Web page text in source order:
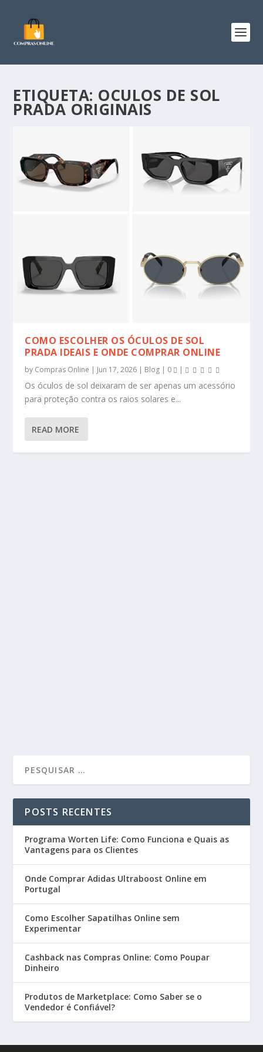
ETIQUETA: OCULOS DE SOL
PRADA ORIGINAIS
COMO ESCOLHER OS ÓCULOS DE SOL
PRADA IDEAIS E ONDE COMPRAR ONLINE
by Compras Online | Jun 17, 2026 | Blog | 0 |
Os óculos de sol deixaram de ser apenas um acessório
para proteção contra os raios solares e...
READ MORE
POSTS RECENTES
Programa Worten Life: Como Funciona e Quais as
Vantagens para os Clientes
Onde Comprar Adidas Ultraboost Online em
Portugal
Como Escolher Sapatilhas Online sem
Experimentar
Cashback nas Compras Online: Como Poupar
Dinheiro
Produtos de Marketplace: Como Saber se o
Vendedor é Confiável?